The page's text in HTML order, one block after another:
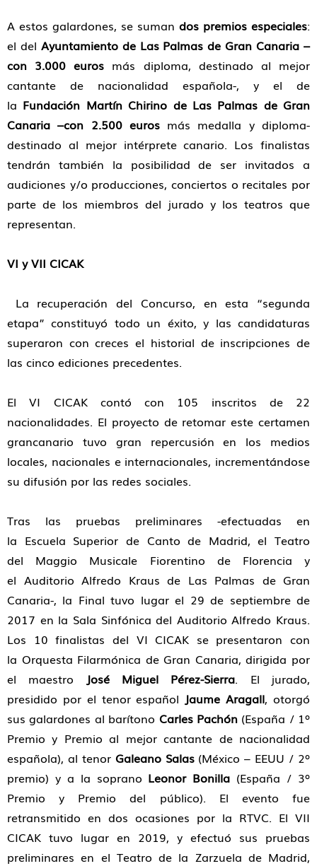
A estos galardones, se suman dos premios especiales:
el del Ayuntamiento de Las Palmas de Gran Canaria –
con 3.000 euros más diploma, destinado al mejor
cantante de nacionalidad española-, y el de
la Fundación Martín Chirino de Las Palmas de Gran
Canaria –con 2.500 euros más medalla y diploma-
destinado al mejor intérprete canario. Los finalistas
tendrán también la posibilidad de ser invitados a
audiciones y/o producciones, conciertos o recitales por
parte de los miembros del jurado y los teatros que
representan.
VI y VII CICAK
La recuperación del Concurso, en esta “segunda
etapa” constituyó todo un éxito, y las candidaturas
superaron con creces el historial de inscripciones de
las cinco ediciones precedentes.
El VI CICAK contó con 105 inscritos de 22
nacionalidades. El proyecto de retomar este certamen
grancanario tuvo gran repercusión en los medios
locales, nacionales e internacionales, incrementándose
su difusión por las redes sociales.
Tras las pruebas preliminares -efectuadas en
la Escuela Superior de Canto de Madrid, el Teatro
del Maggio Musicale Fiorentino de Florencia y
el Auditorio Alfredo Kraus de Las Palmas de Gran
Canaria-, la Final tuvo lugar el 29 de septiembre de
2017 en la Sala Sinfónica del Auditorio Alfredo Kraus.
Los 10 finalistas del VI CICAK se presentaron con
la Orquesta Filarmónica de Gran Canaria, dirigida por
el maestro
José Miguel Pérez-Sierra. El jurado,
presidido por el tenor español Jaume Aragall, otorgó
sus galardones al barítono Carles Pachón(España / 1º
Premio y Premio al mejor cantante de nacionalidad
española), al tenor Galeano Salas(México – EEUU / 2º
premio) y a la soprano Leonor Bonilla (España / 3º
Premio y Premio del público). El evento fue
retransmitido en dos ocasiones por la RTVC. El VII
CICAK tuvo lugar en 2019, y efectuó sus pruebas
preliminares en el Teatro de la Zarzuela de Madrid,